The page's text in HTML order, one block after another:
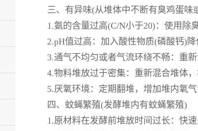
三、有异味(从堆体中不断有臭鸡蛋味
1.氨的含量过高(C/N小于20)：使用除
2.pH值过高：加入酸性物质(磷酸钙)
3.通气不均匀或者气流环绕不畅：重新
4.物料堆放过于密集：重新混合堆体
5.厌氧环境：定期翻堆，增加堆内氧气
四、蚊蝇繁殖(发酵堆内有蚊蝇繁殖)
1.原材料在发酵前堆放时间过长：快